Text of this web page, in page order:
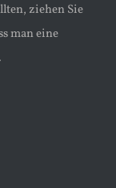
ziehen Sie
man eine